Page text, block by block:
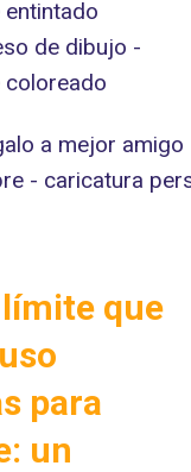
que
para
un